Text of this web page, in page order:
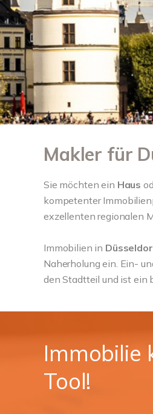
Makler für
Sie möchten ein Haus
kompetenter
exzellenten regionalen
Immobilien in
Naherholung ein. Ein-
den Stadtteil und ist ein
Immobilie
Tool!